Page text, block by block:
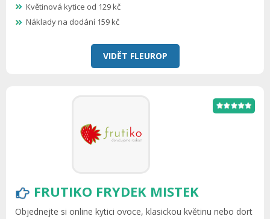
Květinová kytice od 129 kč
Náklady na dodání 159 kč
VIDĚT FLEUROP
FRUTIKO FRYDEK MISTEK
Objednejte si online kytici ovoce, klasickou květinu nebo dort